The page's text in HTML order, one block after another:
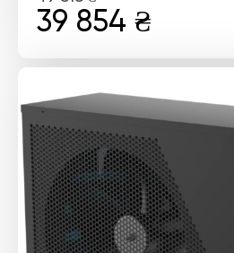
Оригінальна
ціна:
818 ₴.
39 854 ₴
ціна:
854 ₴.